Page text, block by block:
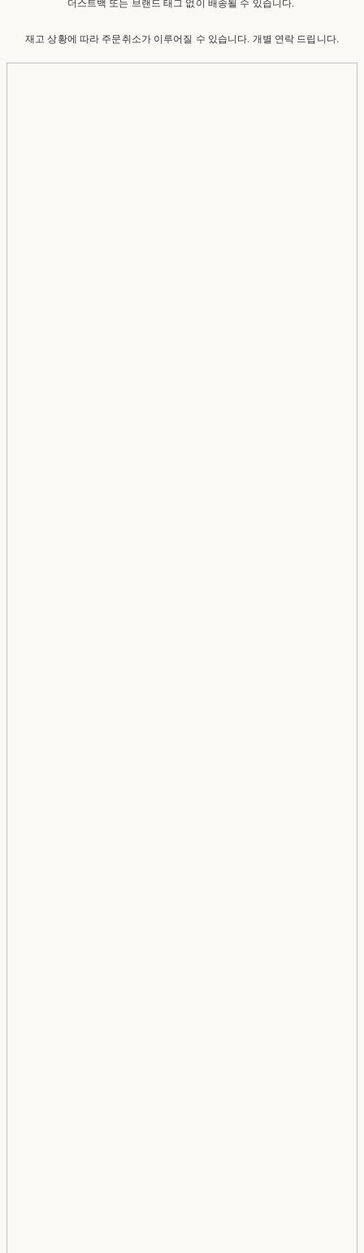
더스트백 또는 브랜드 태그 없이 배송될 수 있습니다.
재고 상황에 따라 주문취소가 이루어질 수 있습니다. 개별 연락 드립니다.